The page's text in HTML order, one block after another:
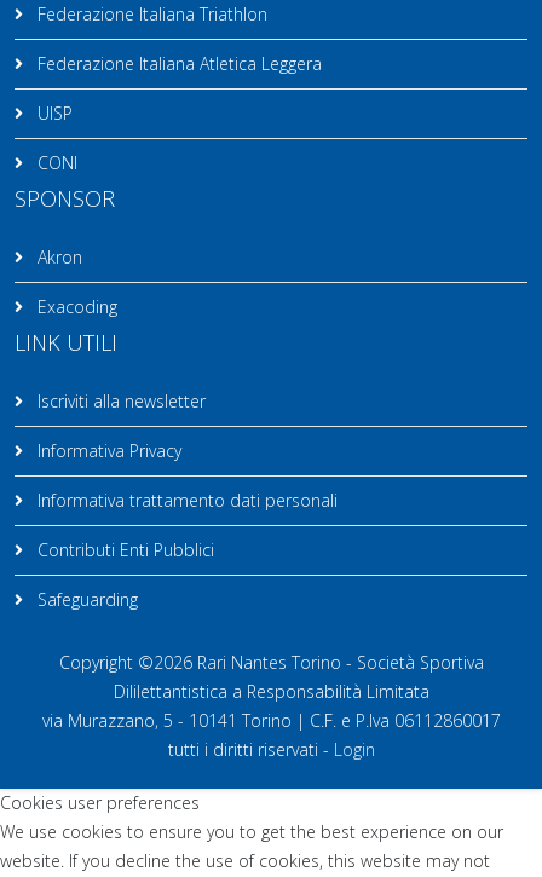
Federazione Italiana Triathlon
Federazione Italiana Atletica Leggera
UISP
CONI
SPONSOR
Akron
Exacoding
LINK UTILI
Iscriviti alla newsletter
Informativa Privacy
Informativa trattamento dati personali
Contributi Enti Pubblici
Safeguarding
Copyright ©2026 Rari Nantes Torino - Società Sportiva
Dililettantistica a Responsabilità Limitata
via Murazzano, 5 - 10141 Torino | C.F. e P.Iva 06112860017
tutti i diritti riservati - Login
Cookies user preferences
We use cookies to ensure you to get the best experience on our
website. If you decline the use of cookies, this website may not